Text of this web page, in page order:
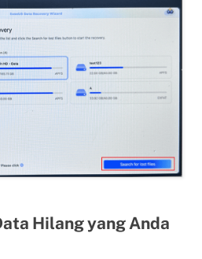
Hilang yang Anda